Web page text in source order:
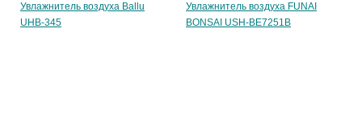
Увлажнитель воздуха Ballu
UHB-345
Увлажнитель воздуха FUNAI
BONSAI USH-BE7251B